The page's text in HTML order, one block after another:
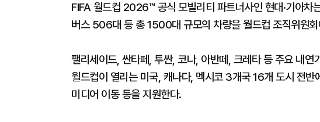
FIFA 월드컵 2026™ 공식 모빌리티 파트너사인 현대·기아
버스 506대 등 총 1500대 규모의 차량을 월드컵 조직위원회
팰리세이드, 싼타페, 투싼, 코나, 아반떼, 크레타 등 주요 내
월드컵이 열리는 미국, 캐나다, 멕시코 3개국 16개 도시 전반
미디어 이동 등을 지원한다.